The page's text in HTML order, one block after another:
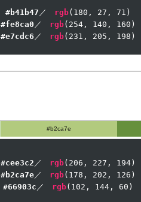
#b41b47 ／ rgb( 180 , 27 , 71
#fe8ca0 ／ rgb( 254, 140 , 160
#e7cdc6 ／ rgb( 231 , 205 , 198 )
#b2ca7e
#cee3c2 ／ rgb( 206 , 227 , 194
#b2ca7e／ rgb( 178 , 202 , 126
#66903c ／ rgb( 102 , 144, 60 )